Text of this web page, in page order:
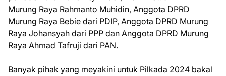
Murung Raya Rahmanto Muhidin, Anggota DPRD
Murung Raya Bebie dari PDIP, Anggota DPRD Murung
Raya Johansyah dari PPP dan Anggota DPRD Murung
Raya Ahmad Tafruji dari PAN.
Banyak pihak yang meyakini untuk Pilkada 2024 bakal